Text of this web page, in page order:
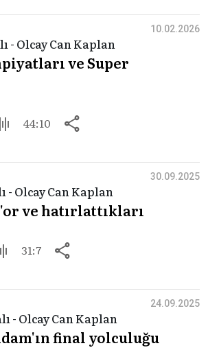
- Olcay Can Kaplan
ve Super
44:10
10.02.2026
- Olcay Can Kaplan
ve hatırlattıkları
31:7
30.09.2025
- Olcay Can Kaplan
final yolculuğu
24.09.2025